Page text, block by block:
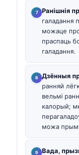
Ранішнія
галадання
можаце
праспаць
галадання.
Дзённыя
ранняй
вельмі
калорый;
можа
Вада,